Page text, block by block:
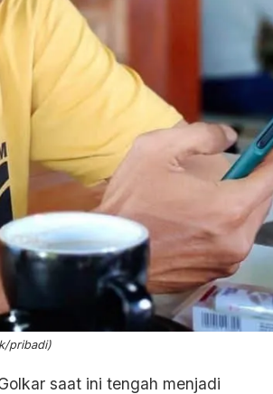
pribadi)
saat ini tengah menjadi